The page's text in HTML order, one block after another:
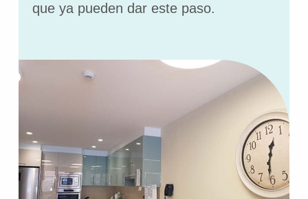
que ya pueden dar este paso.